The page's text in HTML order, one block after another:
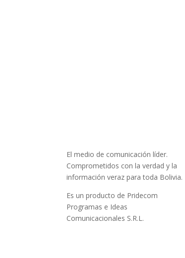
El medio de comunicación líder.
Comprometidos con la verdad y la
información veraz para toda Bolivia.
Es un producto de Pridecom
Programas e Ideas
Comunicacionales S.R.L.